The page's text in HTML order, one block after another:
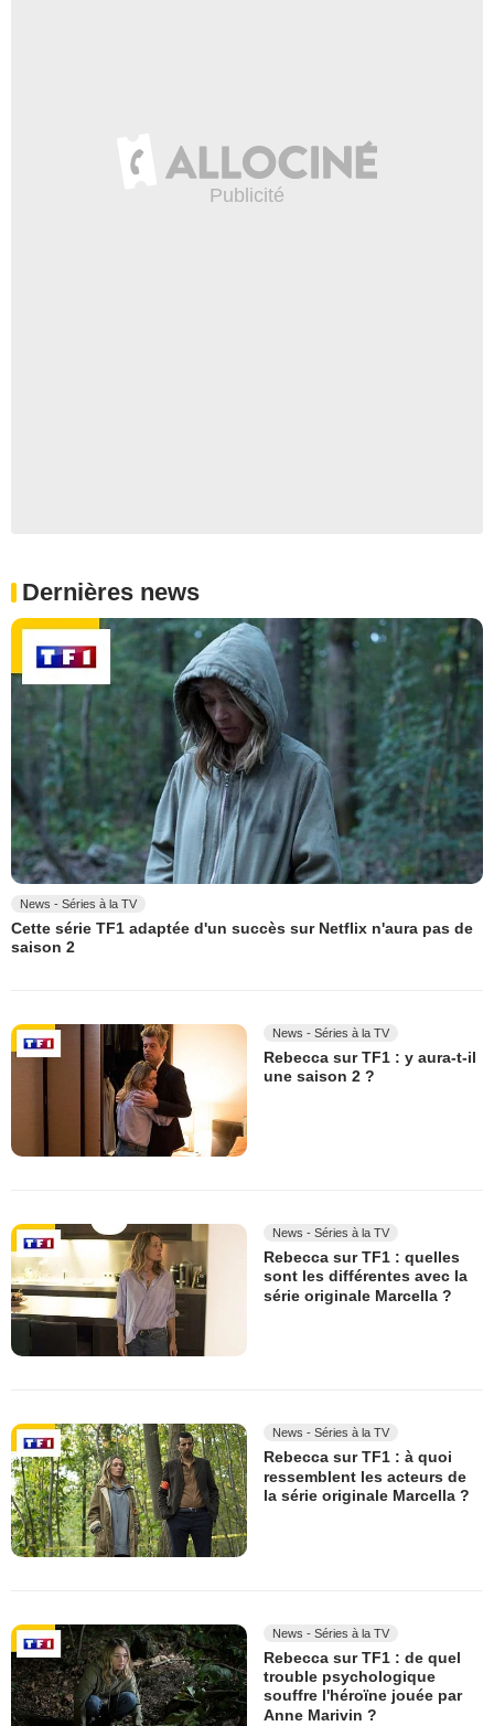
Dernières news
News - Séries à la TV
Cette série TF1 adaptée d'un succès sur Netflix n'aura pas de
saison 2
News - Séries à la TV
Rebecca sur TF1 : y aura-t-il
une saison 2 ?
News - Séries à la TV
Rebecca sur TF1 : quelles
sont les différentes avec la
série originale Marcella ?
News - Séries à la TV
Rebecca sur TF1 : à quoi
ressemblent les acteurs de
la série originale Marcella ?
News - Séries à la TV
Rebecca sur TF1 : de quel
trouble psychologique
souffre l'héroïne jouée par
Anne Marivin ?